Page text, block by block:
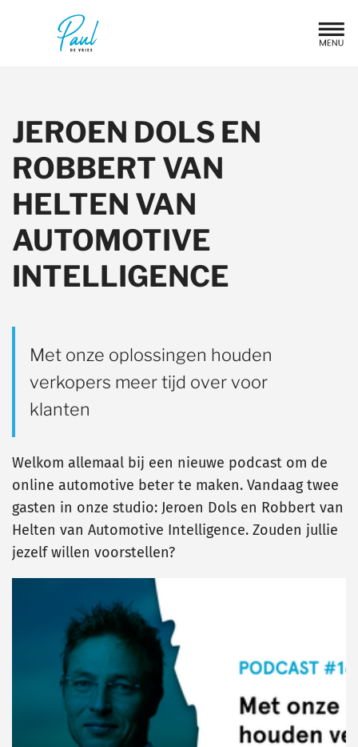
JEROEN DOLS EN
ROBBERT VAN
HELTEN VAN
AUTOMOTIVE
INTELLIGENCE
Met onze oplossingen houden
verkopers meer tijd over voor
klanten
Welkom allemaal bij een nieuwe podcast om de
online automotive beter te maken. Vandaag twee
gasten in onze studio: Jeroen Dols en Robbert van
Helten van Automotive Intelligence. Zouden jullie
jezelf willen voorstellen?